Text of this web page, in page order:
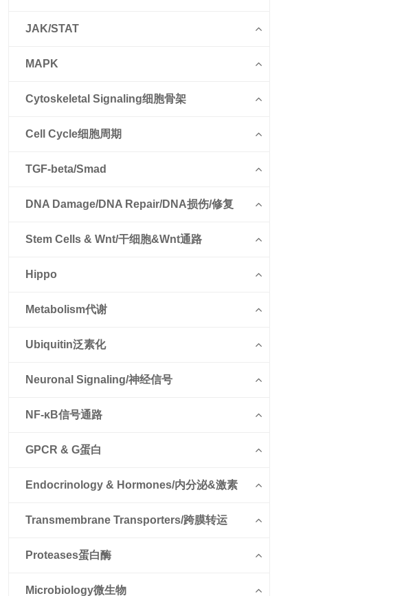
JAK/STAT
MAPK
Cytoskeletal Signaling细胞骨架
Cell Cycle细胞周期
TGF-beta/Smad
DNA Damage/DNA Repair/DNA损伤/修复
Stem Cells & Wnt/干细胞&Wnt通路
Hippo
Metabolism代谢
Ubiquitin泛素化
Neuronal Signaling/神经信号
NF-κB信号通路
GPCR & G蛋白
Endocrinology & Hormones/内分泌&激素
Transmembrane Transporters/跨膜转运
Proteases蛋白酶
Microbiology微生物